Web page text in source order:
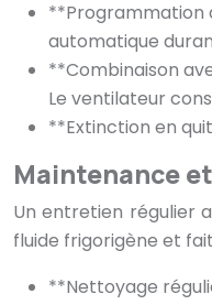
**Programmation
automatique
**Combinaison
Le ventilateur
**Extinction en
Maintenance
Un entretien régulier
fluide frigorigène et
**Nettoyage